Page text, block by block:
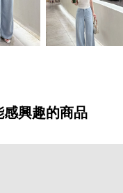
感興趣的商品